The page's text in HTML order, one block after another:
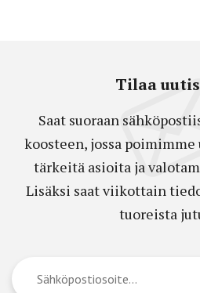
Tilaa
Saat suoraan
koosteen, jossa
tärkeitä asioita ja
Lisäksi saat viikottain
tuoreista